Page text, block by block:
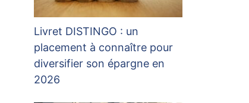
Livret DISTINGO : un
placement à connaître pour
diversifier son épargne en
2026